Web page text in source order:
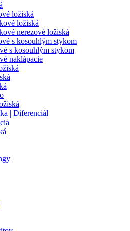
ložiská
ložiská
nerezové ložiská
s kosouhlým stykom
s kosouhlým stykom
naklápacie
| Diferenciál